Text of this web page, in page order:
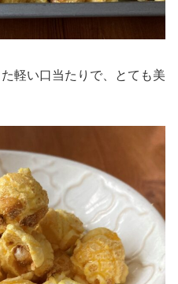
軽い口当たりで、とても美